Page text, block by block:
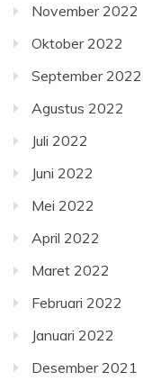
November 2022
Oktober 2022
September 2022
Agustus 2022
Juli 2022
Juni 2022
Mei 2022
April 2022
Maret 2022
Februari 2022
Januari 2022
Desember 2021